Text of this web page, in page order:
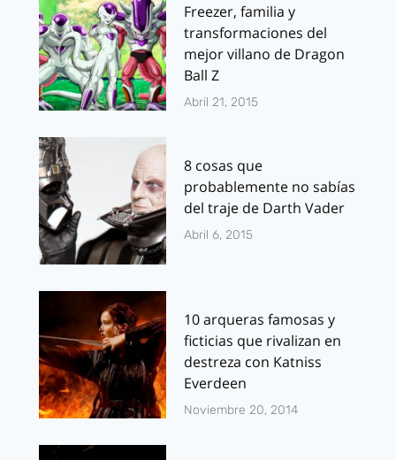
Freezer, familia y
transformaciones del
mejor villano de Dragon
Ball Z
Abril 21, 2015
8 cosas que
probablemente no sabías
del traje de Darth Vader
Abril 6, 2015
10 arqueras famosas y
ficticias que rivalizan en
destreza con Katniss
Everdeen
Noviembre 20, 2014